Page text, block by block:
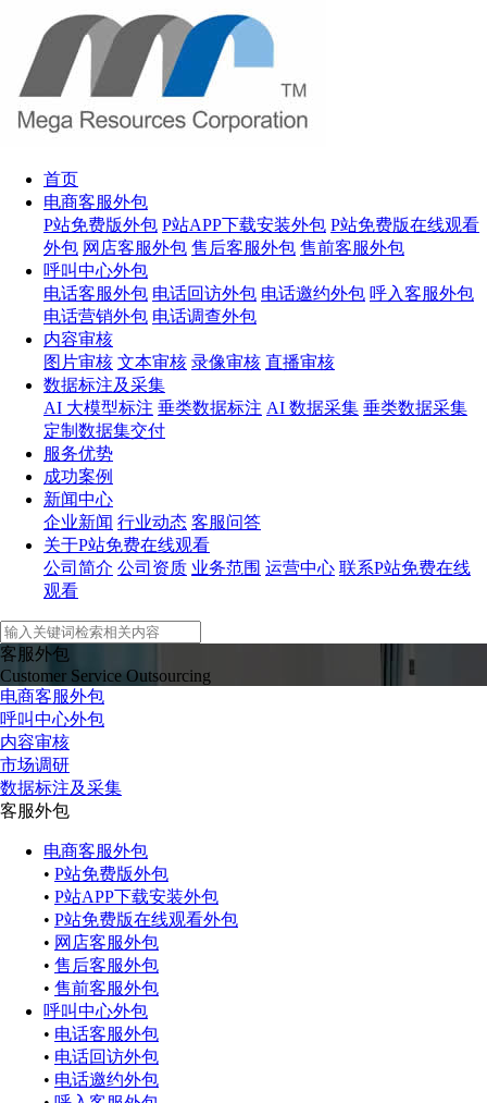
首页
电商客服外包
P站免费版外包 P站APP下载安装外包 P站免费版在线观看
外包 网店客服外包 售后客服外包 售前客服外包
呼叫中心外包
电话客服外包 电话回访外包 电话邀约外包 呼入客服外包
电话营销外包 电话调查外包
内容审核
图片审核 文本审核 录像审核 直播审核
数据标注及采集
AI 大模型标注 垂类数据标注 AI 数据采集 垂类数据采集
定制数据集交付
服务优势
成功案例
新闻中心
企业新闻 行业动态 客服问答
关于P站免费在线观看
公司简介 公司资质 业务范围 运营中心 联系P站免费在线
观看
客服外包
Customer Service Outsourcing
电商客服外包
呼叫中心外包
内容审核
市场调研
数据标注及采集
客服外包
电商客服外包
• P站免费版外包
• P站APP下载安装外包
• P站免费版在线观看外包
• 网店客服外包
• 售后客服外包
• 售前客服外包
呼叫中心外包
• 电话客服外包
• 电话回访外包
• 电话邀约外包